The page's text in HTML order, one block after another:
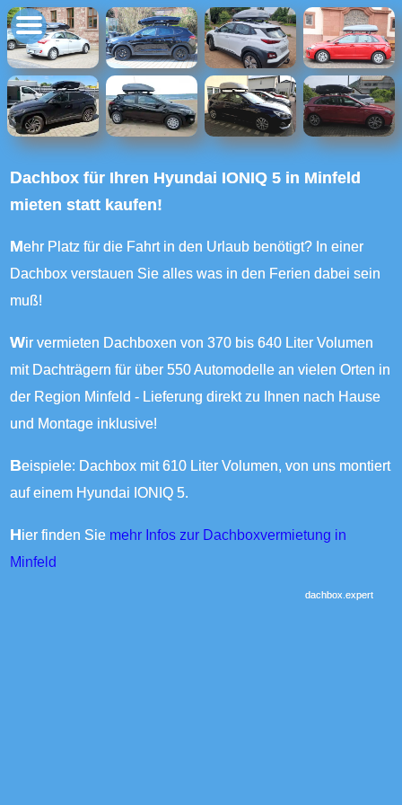
Dachbox für Ihren Hyundai IONIQ 5 in Minfeld
mieten statt kaufen!
Mehr Platz für die Fahrt in den Urlaub benötigt? In einer
Dachbox verstauen Sie alles was in den Ferien dabei sein
muß!
Wir vermieten Dachboxen von 370 bis 640 Liter Volumen
mit Dachträgern für über 550 Automodelle an vielen Orten in
der Region Minfeld - Lieferung direkt zu Ihnen nach Hause
und Montage inklusive!
Beispiele: Dachbox mit 610 Liter Volumen, von uns montiert
auf einem Hyundai IONIQ 5.
Hier finden Sie mehr Infos zur Dachboxvermietung in
Minfeld
dachbox.expert